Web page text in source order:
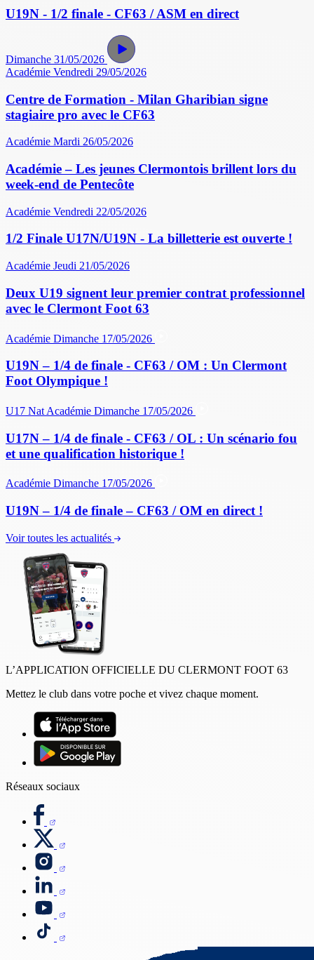
U19N - 1/2 finale - CF63 / ASM en direct
Dimanche 31/05/2026
Académie Vendredi 29/05/2026
Centre de Formation - Milan Gharibian signe
stagiaire pro avec le CF63
Académie Mardi 26/05/2026
Académie – Les jeunes Clermontois brillent lors du
week-end de Pentecôte
Académie Vendredi 22/05/2026
1/2 Finale U17N/U19N - La billetterie est ouverte !
Académie Jeudi 21/05/2026
Deux U19 signent leur premier contrat professionnel
avec le Clermont Foot 63
Académie Dimanche 17/05/2026
U19N – 1/4 de finale - CF63 / OM : Un Clermont
Foot Olympique !
U17 Nat Académie Dimanche 17/05/2026
U17N – 1/4 de finale - CF63 / OL : Un scénario fou
et une qualification historique !
Académie Dimanche 17/05/2026
U19N – 1/4 de finale – CF63 / OM en direct !
Voir toutes les actualités
L’APPLICATION OFFICIELLE DU CLERMONT FOOT 63
Mettez le club dans votre poche et vivez chaque moment.
Réseaux sociaux